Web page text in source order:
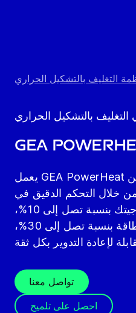
التغليف بالتشكيل الحراري
بالتشكيل الحراري
GEA
يعمل GEA PowerHeat من GEA على تعزيز جودة
من خلال التحكم الدقيق في
التسخين، ويزيد من إنتاجيتك بنسبة تصل إلى 10%،
ويقلل من استخدام الطاقة بنسبة تصل إلى 30%،
تواصل معنا
احصل على تلميح